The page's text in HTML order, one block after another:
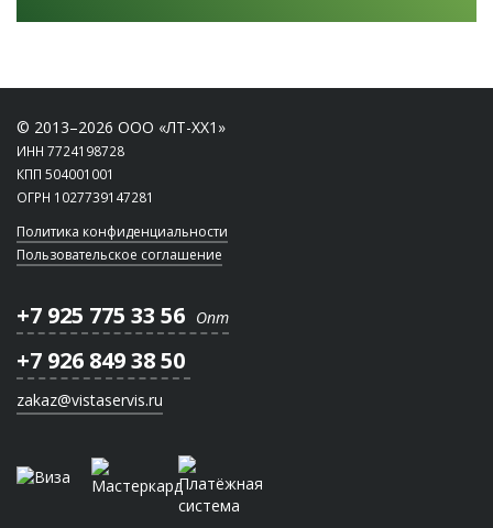
© 2013–2026 ООО «ЛТ-ХХ1»
ИНН 7724198728
КПП 504001001
ОГРН 1027739147281
Политика конфиденциальности
Пользовательское соглашение
+7 925 775 33 56 Опт
+7 926 849 38 50
zakaz@vistaservis.ru